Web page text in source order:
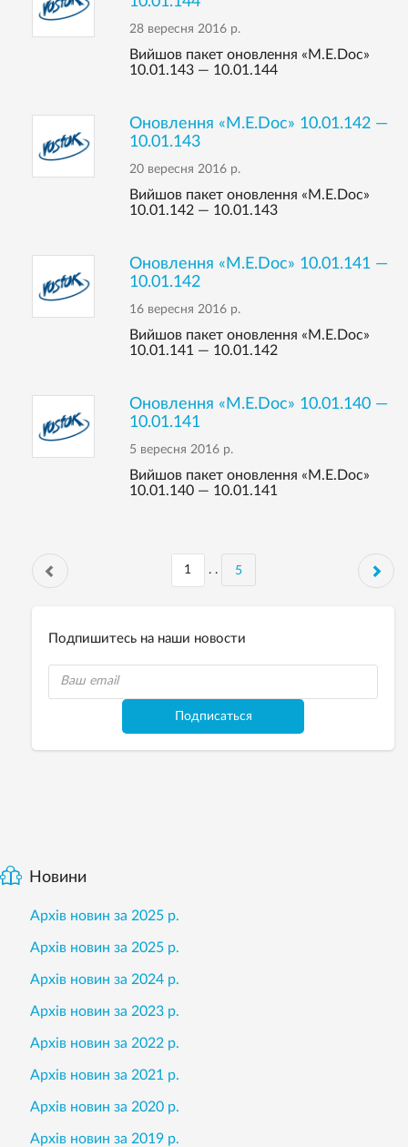
28 вересня 2016 р.
Вийшов пакет оновлення «M.E.Doc»
10.01.143 — 10.01.144
Оновлення «M.E.Doc» 10.01.142 —
10.01.143
20 вересня 2016 р.
Вийшов пакет оновлення «M.E.Doc»
10.01.142 — 10.01.143
Оновлення «M.E.Doc» 10.01.141 —
10.01.142
16 вересня 2016 р.
Вийшов пакет оновлення «M.E.Doc»
10.01.141 — 10.01.142
Оновлення «M.E.Doc» 10.01.140 —
10.01.141
5 вересня 2016 р.
Вийшов пакет оновлення «M.E.Doc»
10.01.140 — 10.01.141
. . 5
Подпишитесь на наши новости
Подписаться
Новини
Архів новин за 2025 р.
Архів новин за 2025 р.
Архів новин за 2024 р.
Архів новин за 2023 р.
Архів новин за 2022 р.
Архів новин за 2021 р.
Архів новин за 2020 р.
Архів новин за 2019 р.